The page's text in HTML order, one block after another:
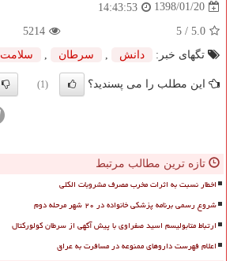
1398/01/20
14:43:53
5.0
/ 5
5214
تگهای خبر:
دانش , سرطان , سلامت
این مطلب را می پسندید؟ (1)
تازه ترین مطالب مرتبط
اخطار نسبت به اثرات مخرب مصرف مشروبات الکلی
شروع رسمی برنامه پزشکی خانواده در ۲۰ شهر مرحله دوم
ارتباط متابولیسم اسید صفراوی با پیش آگهی از سرطان کولورکتال
اعلام فهرست داروهای ممنوعه در مسافرت به عراق